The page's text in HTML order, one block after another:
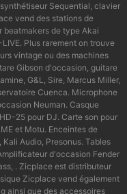
Sequential, clavier
vend des stations de
beatmakers de type Akai
Plus rarement on trouve
vintage ou des machines
Gibson d'occasion, guitare
G&L, Sire, Marcus Miller,
Cuenca. Microphone
Neuman. Casque
25 pour DJ. Carte son pour
et Motu. Enceintes de
Kali Audio, Presonus. Tables
d'occasion Fender
. Zicplace est distributeur
Zicplace vend également
ainsi que des accessoires